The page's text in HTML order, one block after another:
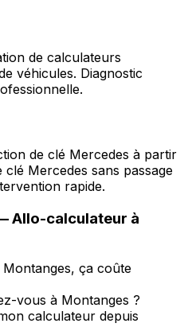
de calculateurs
véhicules. Diagnostic
de clé Mercedes à partir
Mercedes sans passage
rapide.
Allo-calculateur à
ça coûte
vous à Montanges ?
calculateur depuis